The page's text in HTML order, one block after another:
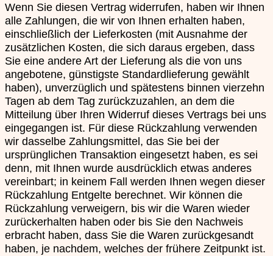
Wenn Sie diesen Vertrag widerrufen, haben wir Ihnen
alle Zahlungen, die wir von Ihnen erhalten haben,
einschließlich der Lieferkosten (mit Ausnahme der
zusätzlichen Kosten, die sich daraus ergeben, dass
Sie eine andere Art der Lieferung als die von uns
angebotene, günstigste Standardlieferung gewählt
haben), unverzüglich und spätestens binnen vierzehn
Tagen ab dem Tag zurückzuzahlen, an dem die
Mitteilung über Ihren Widerruf dieses Vertrags bei uns
eingegangen ist. Für diese Rückzahlung verwenden
wir dasselbe Zahlungsmittel, das Sie bei der
ursprünglichen Transaktion eingesetzt haben, es sei
denn, mit Ihnen wurde ausdrücklich etwas anderes
vereinbart; in keinem Fall werden Ihnen wegen dieser
Rückzahlung Entgelte berechnet. Wir können die
Rückzahlung verweigern, bis wir die Waren wieder
zurückerhalten haben oder bis Sie den Nachweis
erbracht haben, dass Sie die Waren zurückgesandt
haben, je nachdem, welches der frühere Zeitpunkt ist.